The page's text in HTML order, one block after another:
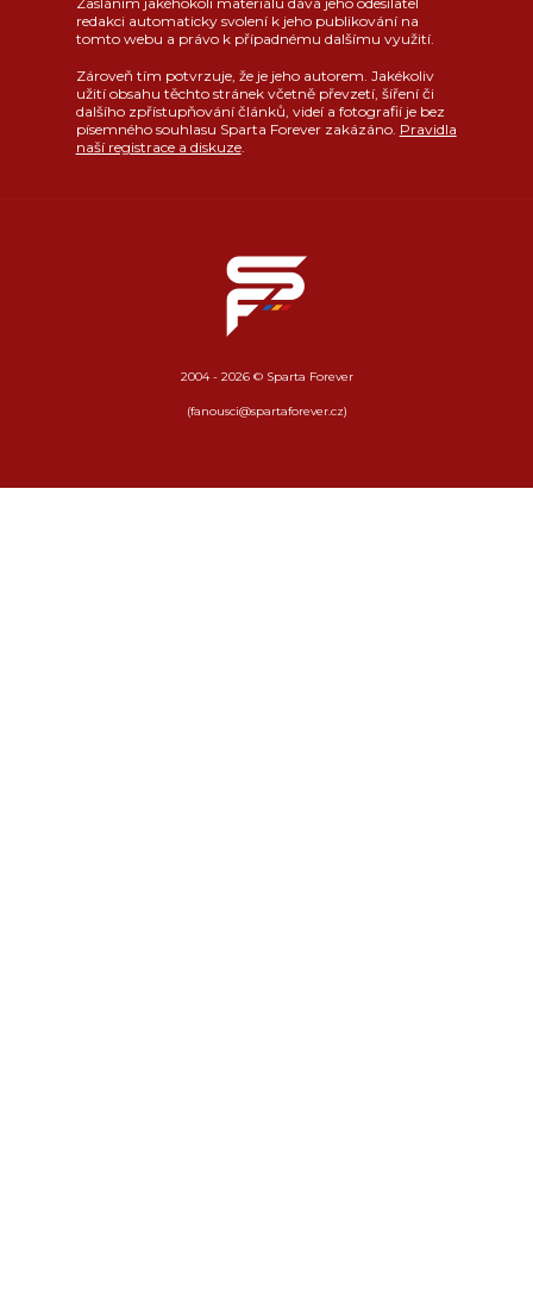
redakci automaticky svolení k jeho publikování na
tomto webu a právo k případnému dalšímu využití.
Zároveň tím potvrzuje, že je jeho autorem. Jakékoliv
užití obsahu těchto stránek včetně převzetí, šíření či
dalšího zpřístupňování článků, videí a fotografií je bez
písemného souhlasu Sparta Forever zakázáno. Pravidla
naší registrace a diskuze.
2004 - 2026 © Sparta Forever
(fanousci@spartaforever.cz)